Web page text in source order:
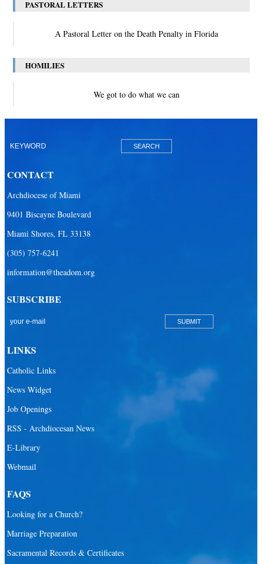
PASTORAL LETTERS
A Pastoral Letter on the Death Penalty in Florida
HOMILIES
We got to do what we can
CONTACT
Archdiocese of Miami
9401 Biscayne Boulevard
Miami Shores, FL 33138
(305) 757-6241
information@theadom.org
SUBSCRIBE
LINKS
Catholic Links
News Widget
Job Openings
RSS - Archdiocesan News
E-Library
Webmail
FAQS
Looking for a Church?
Marriage Preparation
Sacramental Records & Certificates